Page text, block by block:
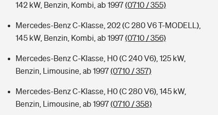
142 kW, Benzin, Kombi, ab 1997(0710 / 355)
Mercedes-Benz C-Klasse, 202 (C 280 V6 T-MODELL),
145 kW, Benzin, Kombi, ab 1997(0710 / 356)
Mercedes-Benz C-Klasse, H0 (C 240 V6), 125 kW,
Benzin, Limousine, ab 1997(0710 / 357)
Mercedes-Benz C-Klasse, H0 (C 280 V6), 145 kW,
Benzin, Limousine, ab 1997(0710 / 358)